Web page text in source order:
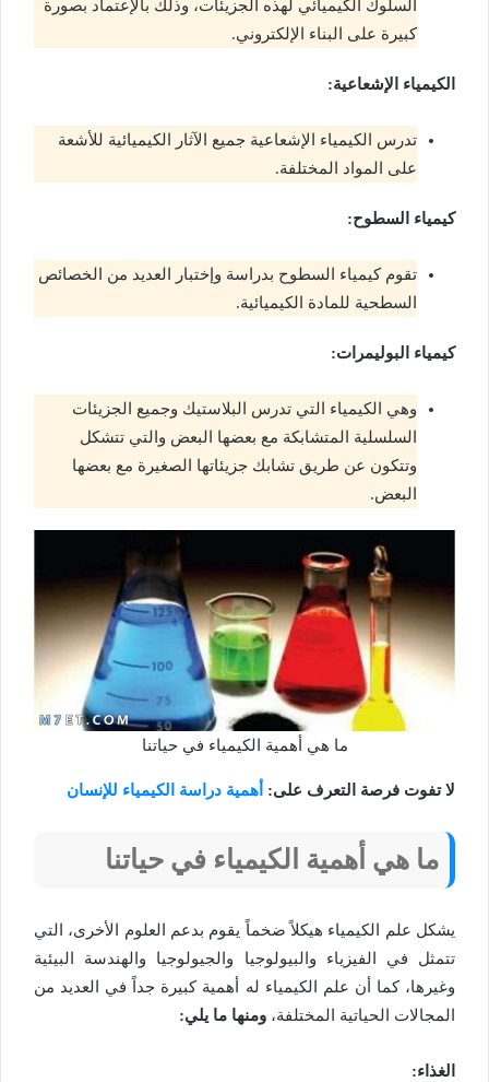
السلوك الكيميائي لهذه الجزيئات، وذلك بالإعتماد بصورة
كبيرة على البناء الإلكتروني.
الكيمياء الإشعاعية:
تدرس الكيمياء الإشعاعية جميع الآثار الكيميائية للأشعة
على المواد المختلفة.
كيمياء السطوح:
تقوم كيمياء السطوح بدراسة وإختبار العديد من الخصائص
السطحية للمادة الكيميائية.
كيمياء البوليمرات:
وهي الكيمياء التي تدرس البلاستيك وجميع الجزيئات
السلسلية المتشابكة مع بعضها البعض والتي تتشكل
وتتكون عن طريق تشابك جزيئاتها الصغيرة مع بعضها
البعض.
ما هي أهمية الكيمياء في حياتنا
لا تفوت فرصة التعرف على: أهمية دراسة الكيمياء للإنسان
ما هي أهمية الكيمياء في حياتنا
يشكل علم الكيمياء هيكلاً ضخماً يقوم بدعم العلوم الأخرى، التي
تتمثل في الفيزياء والبيولوجيا والجيولوجيا والهندسة البيئية
وغيرها، كما أن علم الكيمياء له أهمية كبيرة جداً في العديد من
المجالات الحياتية المختلفة، ومنها ما يلي:
الغذاء: